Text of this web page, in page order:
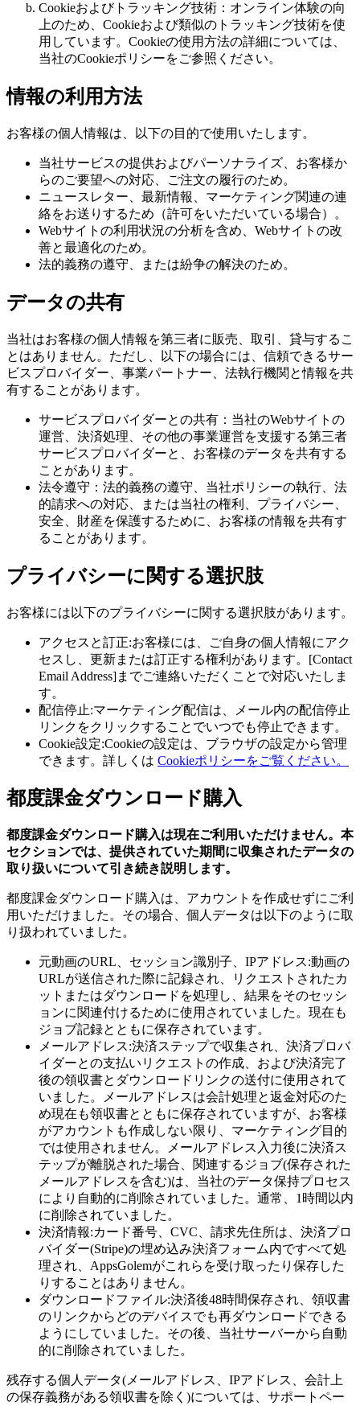
Cookieおよびトラッキング技術：オンライン体験の向
上のため、Cookieおよび類似のトラッキング技術を使
用しています。Cookieの使用方法の詳細については、
当社のCookieポリシーをご参照ください。
情報の利用方法
お客様の個人情報は、以下の目的で使用いたします。
当社サービスの提供およびパーソナライズ、お客様か
らのご要望への対応、ご注文の履行のため。
ニュースレター、最新情報、マーケティング関連の連
絡をお送りするため（許可をいただいている場合）。
Webサイトの利用状況の分析を含め、Webサイトの改
善と最適化のため。
法的義務の遵守、または紛争の解決のため。
データの共有
当社はお客様の個人情報を第三者に販売、取引、貸与するこ
とはありません。ただし、以下の場合には、信頼できるサー
ビスプロバイダー、事業パートナー、法執行機関と情報を共
有することがあります。
サービスプロバイダーとの共有：当社のWebサイトの
運営、決済処理、その他の事業運営を支援する第三者
サービスプロバイダーと、お客様のデータを共有する
ことがあります。
法令遵守：法的義務の遵守、当社ポリシーの執行、法
的請求への対応、または当社の権利、プライバシー、
安全、財産を保護するために、お客様の情報を共有す
ることがあります。
プライバシーに関する選択肢
お客様には以下のプライバシーに関する選択肢があります。
アクセスと訂正:お客様には、ご自身の個人情報にアク
セスし、更新または訂正する権利があります。[Contact
Email Address]までご連絡いただくことで対応いたしま
す。
配信停止:マーケティング配信は、メール内の配信停止
リンクをクリックすることでいつでも停止できます。
Cookie設定:Cookieの設定は、ブラウザの設定から管理
できます。詳しくは Cookieポリシーをご覧ください。
都度課金ダウンロード購入
都度課金ダウンロード購入は現在ご利用いただけません。本
セクションでは、提供されていた期間に収集されたデータの
取り扱いについて引き続き説明します。
都度課金ダウンロード購入は、アカウントを作成せずにご利
用いただけました。その場合、個人データは以下のように取
り扱われていました。
元動画のURL、セッション識別子、IPアドレス:動画の
URLが送信された際に記録され、リクエストされたカ
ットまたはダウンロードを処理し、結果をそのセッシ
ョンに関連付けるために使用されていました。現在も
ジョブ記録とともに保存されています。
メールアドレス:決済ステップで収集され、決済プロバ
イダーとの支払いリクエストの作成、および決済完了
後の領収書とダウンロードリンクの送付に使用されて
いました。メールアドレスは会計処理と返金対応のた
め現在も領収書とともに保存されていますが、お客様
がアカウントも作成しない限り、マーケティング目的
では使用されません。メールアドレス入力後に決済ス
テップが離脱された場合、関連するジョブ(保存された
メールアドレスを含む)は、当社のデータ保持プロセス
により自動的に削除されていました。通常、1時間以内
に削除されていました。
決済情報:カード番号、CVC、請求先住所は、決済プロ
バイダー(Stripe)の埋め込み決済フォーム内ですべて処
理され、AppsGolemがこれらを受け取ったり保存した
りすることはありません。
ダウンロードファイル:決済後48時間保存され、領収書
のリンクからどのデバイスでも再ダウンロードできる
ようにしていました。その後、当社サーバーから自動
的に削除されていました。
残存する個人データ(メールアドレス、IPアドレス、会計上
の保存義務がある領収書を除く)については、サポートペー